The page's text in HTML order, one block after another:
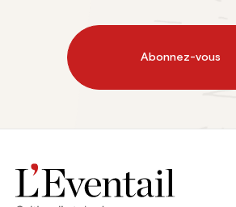
Abonnez-vous